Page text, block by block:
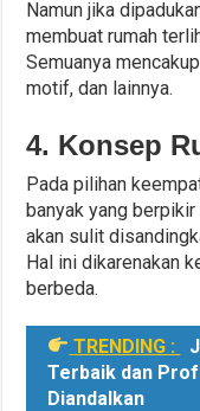
Namun jika
membuat rumah
Semuanya
motif, dan lainnya.
4. Konsep
Pada pilihan
banyak yang
akan sulit
Hal ini dikarenakan
berbeda.
TRENDING :
Terbaik dan
Diandalkan